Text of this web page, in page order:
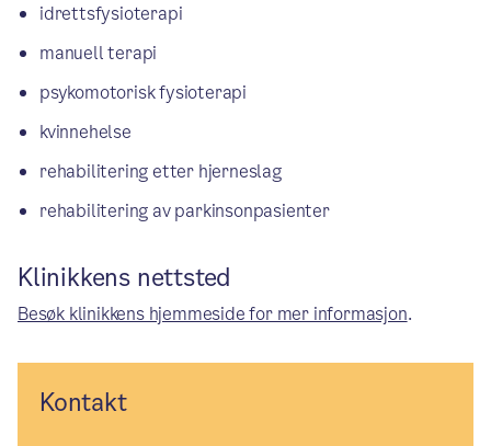
idrettsfysioterapi
manuell terapi
psykomotorisk fysioterapi
kvinnehelse
rehabilitering etter hjerneslag
rehabilitering av parkinsonpasienter
Klinikkens nettsted
Besøk klinikkens hjemmeside for mer informasjon.
Kontakt